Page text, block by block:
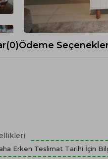
Takımı
Takımı
Takımı
(0)Ödeme
Erken Teslimat Tarihi İçin